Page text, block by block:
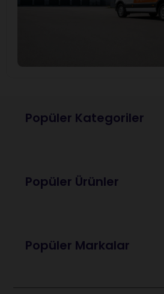
Popüler Kategoriler
Popüler Ürünler
Popüler Markalar